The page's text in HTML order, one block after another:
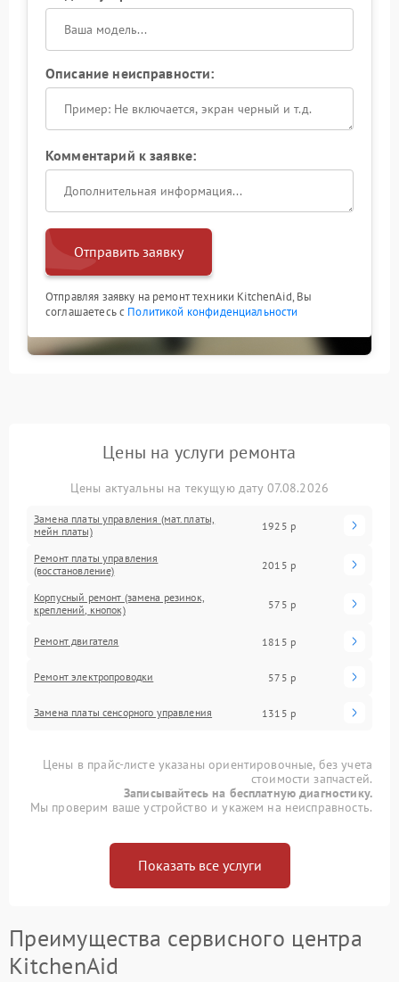
Описание неисправности:
Комментарий к заявке:
Отправить заявку
Отправляя заявку на ремонт техники KitchenAid, Вы
соглашаетесь с Политикой конфиденциальности
Цены на услуги ремонта
Цены актуальны на текущую дату 07.08.2026
Замена платы управления (мат.платы,
мейн платы)
1925 р
Ремонт платы управления
(восстановление)
2015 р
Корпусный ремонт (замена резинок,
креплений, кнопок)
575 р
Ремонт двигателя 1815 р
Ремонт электропроводки 575 р
Замена платы сенсорного управления 1315 р
Цены в прайс-листе указаны ориентировочные, без учета
стоимости запчастей.
Записывайтесь на бесплатную диагностику.
Мы проверим ваше устройство и укажем на неисправность.
Показать все услуги
Преимущества сервисного центра
KitchenAid